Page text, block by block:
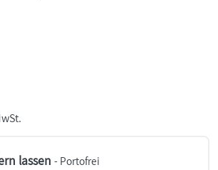
lassen - Portofrei